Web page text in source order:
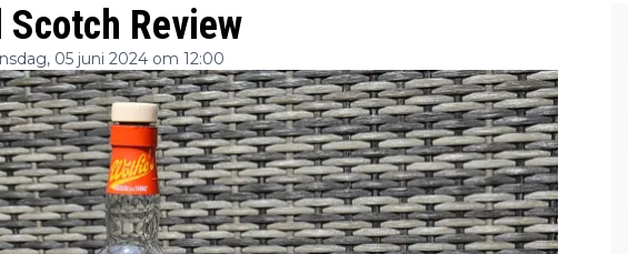
Scotch Review
05 juni 2024 om 12:00